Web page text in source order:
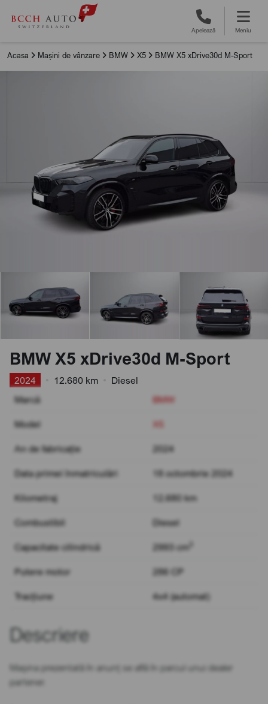
Apelează Meniu
Acasa Mașini de vânzare BMW X5 BMW X5 xDrive30d M-Sport
BMW X5 xDrive30d M-Sport
2024 12.680 km
Diesel
Marcă
BMW
Model X5
An de fabricație 2024
Data primei înmatriculări 18 octombrie 2024
Kilometraj 12.680 km
Combustibil Diesel
Capacitate cilindrică 2993 cm
Putere motor 286 CP
Tracțiune 4x4 (automat)
Descriere
Mașina prezentată în anunț se află în parcul unui dealer
partener.